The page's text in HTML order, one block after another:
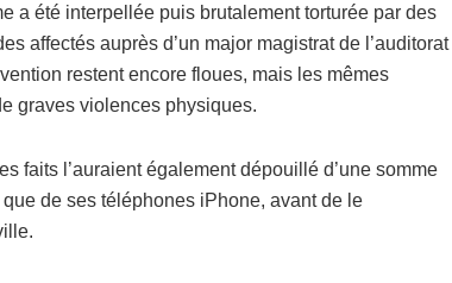
a été interpellée puis brutalement torturée par des
affectés auprès d’un major magistrat de l’auditorat
restent encore floues, mais les mêmes
graves violences physiques.
faits l’auraient également dépouillé d’une somme
de ses téléphones iPhone, avant de le